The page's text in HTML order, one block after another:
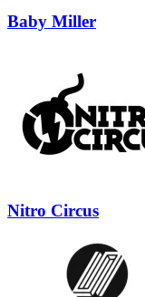
Baby Miller
Nitro Circus